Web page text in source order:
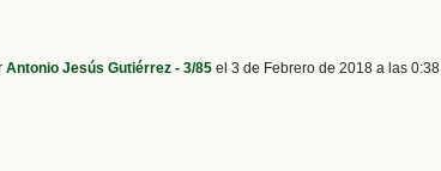
Antonio Jesús Gutiérrez - 3/85 el 3 de Febrero de 2018 a las 0:38